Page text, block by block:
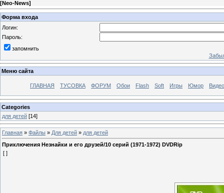
[Neo-News]
Форма входа
Логин:
Пароль:
запомнить
Меню сайта
ГЛАВНАЯ ТУСОВКА ФОРУМ Обои Flash Soft Игры Юмор Видео
Categories
для детей [14]
Главная » Файлы » Для детей » для детей
Приключения Незнайки и его друзей/10 серий (1971-1972) DVDRip
[ ]